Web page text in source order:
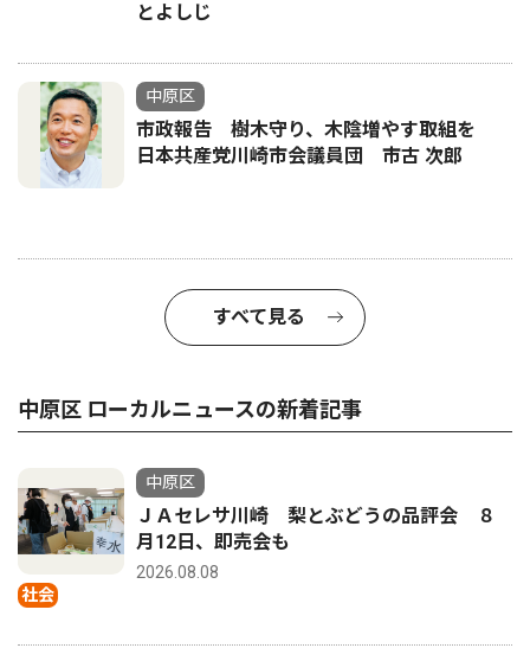
とよしじ
中原区
市政報告 樹木守り、木陰増やす取組を
日本共産党川崎市会議員団 市古 次郎
すべて見る
中原区 ローカルニュースの新着記事
社会
中原区
ＪＡセレサ川崎 梨とぶどうの品評会 ８
月12日、即売会も
2026.08.08